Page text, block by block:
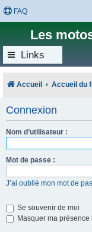
FAQ
Les
Links
Accueil Accueil du
Connexion
Nom d’utilisateur :
Mot de passe :
J’ai oublié mon mot de
Se souvenir de moi
Masquer ma